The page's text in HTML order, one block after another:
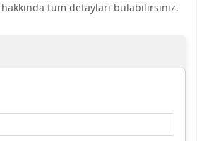
tüm detayları bulabilirsiniz.